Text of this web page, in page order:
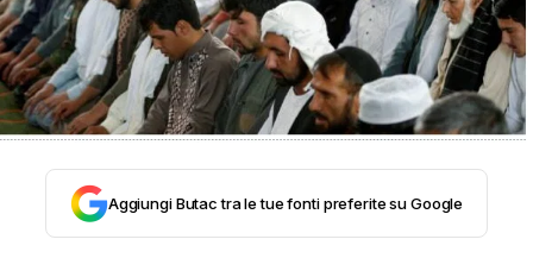
COMPLOTTI, LEGGENDE URBANE ED
EVERGREEN
EDITORIALIAggiungi Butac tra le tue fonti preferite su Google